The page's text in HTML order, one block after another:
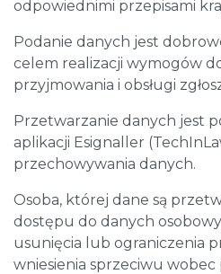
odpowiednimi przepisami
Podanie danych jest
celem realizacji wymogów
przyjmowania i obsługi
Przetwarzanie danych jest
aplikacji Esignaller
przechowywania danych.
Osoba, której dane są
dostępu do danych
usunięcia lub ograniczenia
wniesienia sprzeciwu